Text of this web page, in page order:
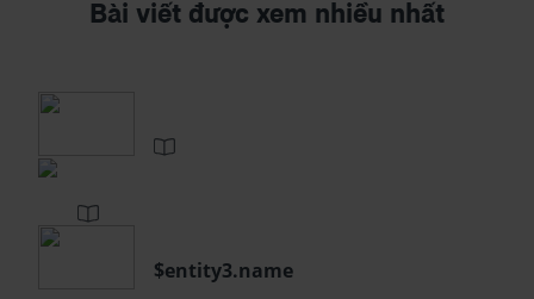
Bài viết được xem nhiều nhất
$entity3.name